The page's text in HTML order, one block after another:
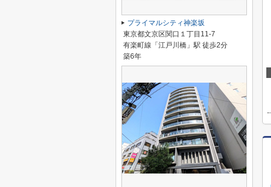
プライマルシティ神楽坂
東京都文京区関口１丁目11-7
有楽町線「江戸川橋」駅 徒歩2分
築6年